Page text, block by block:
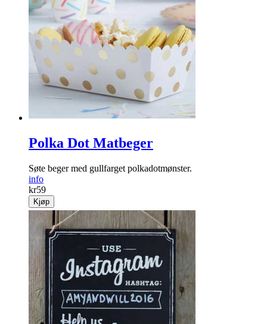
Polka Dot Matbeger
Søte beger med gullfarget polkadotmønster.
info
kr59
Kjøp